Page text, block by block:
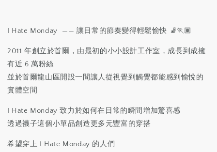
I Hate Monday —— 讓日常的節奏變得輕鬆愉快 🧦🏃🏽
2011 年創立於首爾，由最初的小小設計工作室，成長到成擁
有近 6 萬粉絲
並於首爾龍山區開設一間讓人從視覺到觸覺都能感到愉悅的
實體空間
I Hate Monday 致力於如何在日常的瞬間增加驚喜感
透過襪子這個小單品創造更多元豐富的穿搭
希望穿上 I Hate Monday 的人們